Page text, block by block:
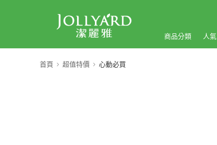
商品分類 人
首頁 超值特價 心動必買